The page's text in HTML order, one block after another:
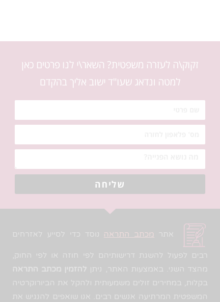
זקוק\ה לעזרה משפטית? השאר\י לנו פרטים כאן
למטה ונדאג שעו"ד ישוב אליך בהקדם
שליחה
אתר מכתב התראה נוסד כדי לסייע לאזרחים
רבים לפעול להשגת דרישותיהם לפי חוזה או לפי החוק,
מהצד השני. באמצעות האתר, ניתן להזמין מכתב התראה
בקלות, במחירים זולים משמעותית ולהקל את הביורוקרטיה
המשפטית המרתיעה אנשים רבים. אנו שואפים להנגיש את